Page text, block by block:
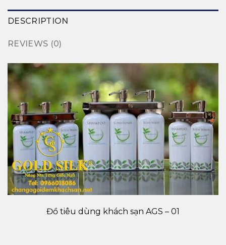
DESCRIPTION
REVIEWS (0)
Đồ tiêu dùng khách sạn AGS – 01